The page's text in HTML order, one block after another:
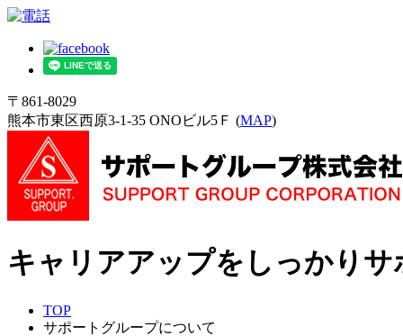
〒861-8029
熊本市東区西原3-1-35 ONOビル5Ｆ (MAP)
キャリアアップをしっかり
TOP
サポートグループについて